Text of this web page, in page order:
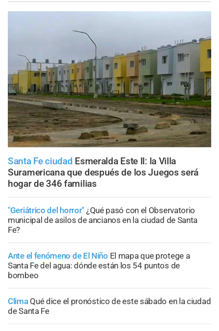
Santa Fe ciudad Esmeralda Este II: la Villa
Suramericana que después de los Juegos será
hogar de 346 familias
"Geriátrico del horror" ¿Qué pasó con el Observatorio
municipal de asilos de ancianos en la ciudad de Santa
Fe?
Ante el fenómeno de El Niño El mapa que protege a
Santa Fe del agua: dónde están los 54 puntos de
bombeo
Clima Qué dice el pronóstico de este sábado en la ciudad
de Santa Fe